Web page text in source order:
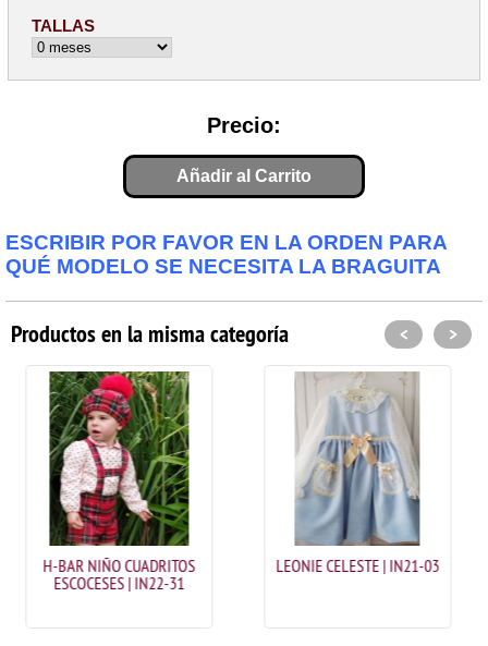
TALLAS
Precio:
Añadir al Carrito
ESCRIBIR POR FAVOR EN LA ORDEN PARA
QUÉ MODELO SE NECESITA LA BRAGUITA
Productos en la misma categoría
| IN22-31
LEONIE CELESTE | IN21-03
IN23-13
< >